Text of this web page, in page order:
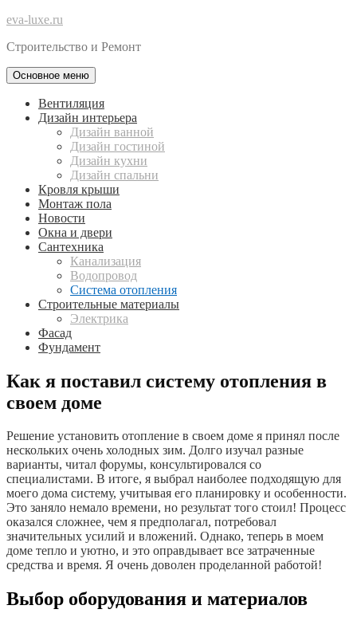
eva-luxe.ru
Строительство и Ремонт
Основное меню
Вентиляция
Дизайн интерьера
Дизайн ванной
Дизайн гостиной
Дизайн кухни
Дизайн спальни
Кровля крыши
Монтаж пола
Новости
Окна и двери
Сантехника
Канализация
Водопровод
Система отопления
Строительные материалы
Электрика
Фасад
Фундамент
Как я поставил систему отопления в
своем доме
Решение установить отопление в своем доме я принял после
нескольких очень холодных зим. Долго изучал разные
варианты, читал форумы, консультировался со
специалистами. В итоге, я выбрал наиболее подходящую для
моего дома систему, учитывая его планировку и особенности.
Это заняло немало времени, но результат того стоил! Процесс
оказался сложнее, чем я предполагал, потребовал
значительных усилий и вложений. Однако, теперь в моем
доме тепло и уютно, и это оправдывает все затраченные
средства и время. Я очень доволен проделанной работой!
Выбор оборудования и материалов